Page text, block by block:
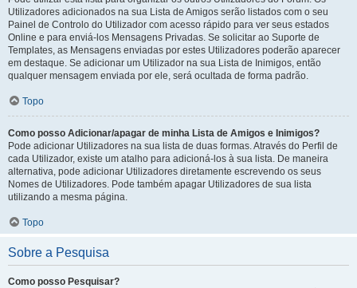
Utilizadores adicionados na sua Lista de Amigos serão listados com o seu
Painel de Controlo do Utilizador com acesso rápido para ver seus estados
Online e para enviá-los Mensagens Privadas. Se solicitar ao Suporte de
Templates, as Mensagens enviadas por estes Utilizadores poderão aparecer
em destaque. Se adicionar um Utilizador na sua Lista de Inimigos, então
qualquer mensagem enviada por ele, será ocultada de forma padrão.
Topo
Como posso Adicionar/apagar de minha Lista de Amigos e Inimigos?
Pode adicionar Utilizadores na sua lista de duas formas. Através do Perfil de
cada Utilizador, existe um atalho para adicioná-los à sua lista. De maneira
alternativa, pode adicionar Utilizadores diretamente escrevendo os seus
Nomes de Utilizadores. Pode também apagar Utilizadores de sua lista
utilizando a mesma página.
Topo
Sobre a Pesquisa
Como posso Pesquisar?